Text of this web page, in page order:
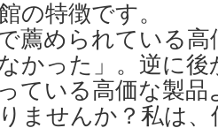
の特徴です。
薦められている
かった」。逆に
ている高価な製
ませんか？私は